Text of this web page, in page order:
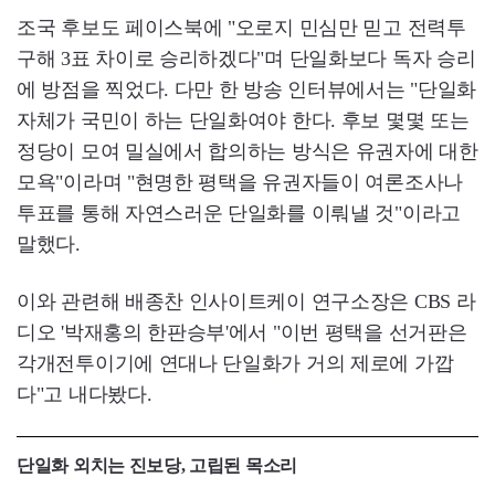
조국 후보도 페이스북에 "오로지 민심만 믿고 전력투
구해 3표 차이로 승리하겠다"며 단일화보다 독자 승리
에 방점을 찍었다. 다만 한 방송 인터뷰에서는 "단일화
자체가 국민이 하는 단일화여야 한다. 후보 몇몇 또는
정당이 모여 밀실에서 합의하는 방식은 유권자에 대한
모욕"이라며 "현명한 평택을 유권자들이 여론조사나
투표를 통해 자연스러운 단일화를 이뤄낼 것"이라고
말했다.
이와 관련해 배종찬 인사이트케이 연구소장은 CBS 라
디오 '박재홍의 한판승부'에서 "이번 평택을 선거판은
각개전투이기에 연대나 단일화가 거의 제로에 가깝
다"고 내다봤다.
단일화 외치는 진보당, 고립된 목소리